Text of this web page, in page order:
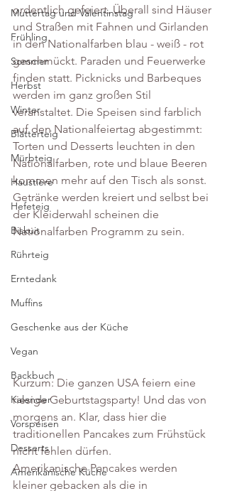
Muttertag und Valentinstag
Frühling
Sommer
Herbst
Winter
Blätterteig
Mürbteig
Haustiere
Hefeteig
Biskuit
Rührteig
Erntedank
Muffins
Geschenke aus der Küche
Vegan
Backbuch
Kalender
Vorspeisen
Desserts
Amerikanische Küche
ordentlich gefeiert. Überall sind Häuser
und Straßen mit Fahnen und Girlanden
in den Nationalfarben blau - weiß - rot
geschmückt. Paraden und Feuerwerke
finden statt. Picknicks und Barbeques
werden im ganz großen Stil
veranstaltet. Die Speisen sind farblich
auf den Nationalfeiertag abgestimmt:
Torten und Desserts leuchten in den
Nationalfarben, rote und blaue Beeren
kommen mehr auf den Tisch als sonst.
Getränke werden kreiert und selbst bei
der Kleiderwahl scheinen die
Nationalfarben Programm zu sein.
Kurzum: Die ganzen USA feiern eine
riesige Geburtstagsparty! Und das von
morgens an. Klar, dass hier die
traditionellen Pancakes zum Frühstück
nicht fehlen dürfen.
Amerikanische Pancakes werden
kleiner gebacken als die in